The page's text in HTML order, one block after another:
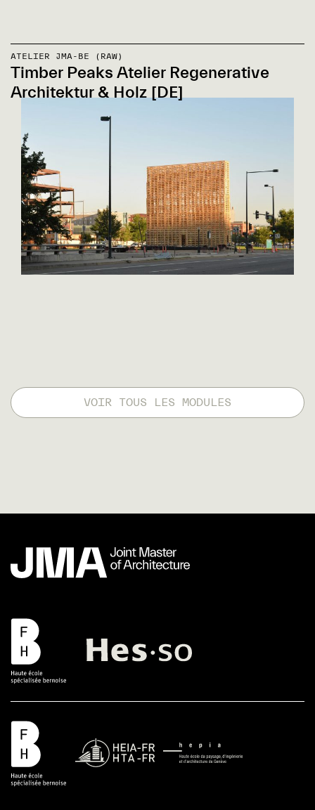
ATELIER JMA-BE (RAW)
Timber Peaks Atelier Regenerative
Architektur & Holz [DE]
VOIR TOUS LES MODULES